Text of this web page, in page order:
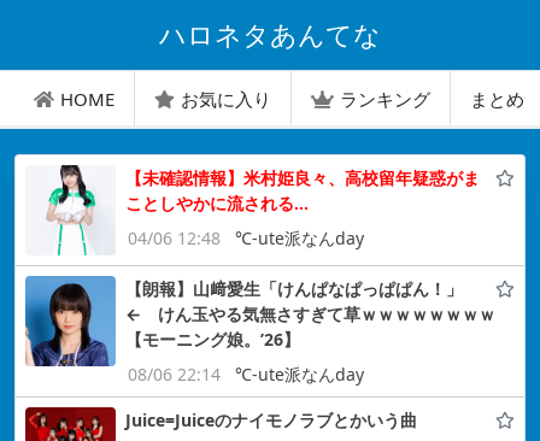
ハロネタあんてな
HOME お気に入り ランキング まとめ
【未確認情報】米村姫良々、高校留年疑惑がま
ことしやかに流される…
04/06 12:48
℃-ute派なんday
【朗報】山﨑愛生「けんぱなぱっぱぱん！」
← けん玉やる気無さすぎて草ｗｗｗｗｗｗｗｗ
【モーニング娘。’26】
08/06 22:14
℃-ute派なんday
Juice=Juiceのナイモノラブとかいう曲